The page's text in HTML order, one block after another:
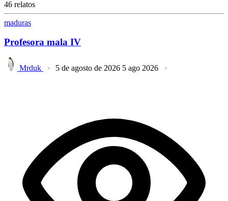
46 relatos
maduras
Profesora mala IV
Mrduk 5 de agosto de 2026 5 ago 2026